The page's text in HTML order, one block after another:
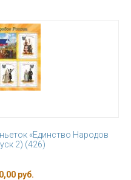
«Единство Народов
2) (426)
руб.